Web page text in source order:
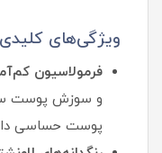
ویژگی‌های
فرمولاسیون
و سوزش پوست
پوست حساسی